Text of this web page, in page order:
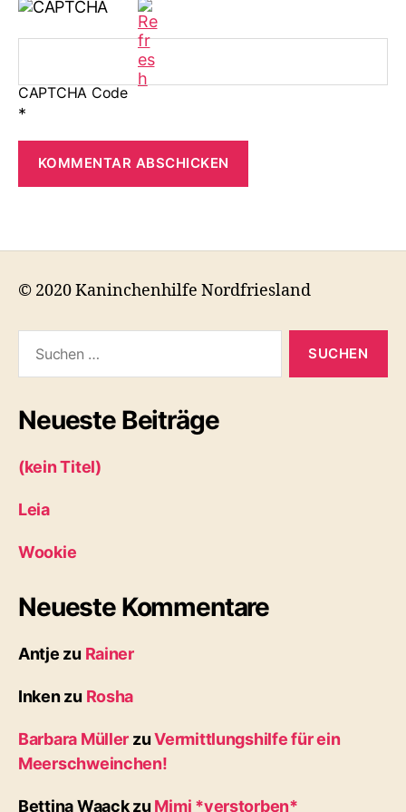
CAPTCHA Code
*
© 2020 Kaninchenhilfe Nordfriesland
nach:
Neueste Beiträge
(kein Titel)
Leia
Wookie
Neueste Kommentare
Antje zu Rainer
Inkenzu Rosha
Barbara Müller zuVermittlungshilfe für ein
Meerschweinchen!
Bettina Waackzu Mimi *verstorben*